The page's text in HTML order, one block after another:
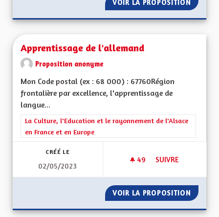
VOIR LA PROPOSITION
Apprentissage de l'allemand
Proposition anonyme
Mon Code postal (ex : 68 000) : 67760Région
frontalière par excellence, l'apprentissage de
langue...
Filtrer les résultats de la catégorie : La Culture, l'Education et
La Culture, l'Education et le rayonnement de l'Alsace
en France et en Europe
CRÉÉ LE
02/05/2023
49 49 ABONNÉS
SUIVRE
VOIR LA PROPOSITION